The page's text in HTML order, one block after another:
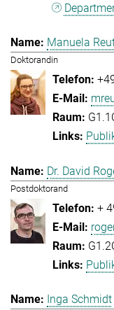
Manuela
Doktorandin
Dr. David
Postdoktorand
+
Inga Schmidt